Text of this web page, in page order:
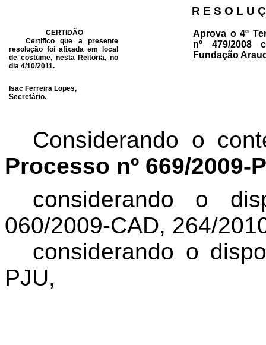
R E S O L U
CERTIDÃO
Certifico que a presente
resolução foi afixada em local
de costume, nesta Reitoria, no
dia 4/10/2011.
Isac Ferreira Lopes,
Secretário.
Aprova o 4º
nº 479/2008
Fundação
Considerando o
Processo nº 669/2009-
considerando o
060/2009-CAD, 264/
considerando o
PJU,